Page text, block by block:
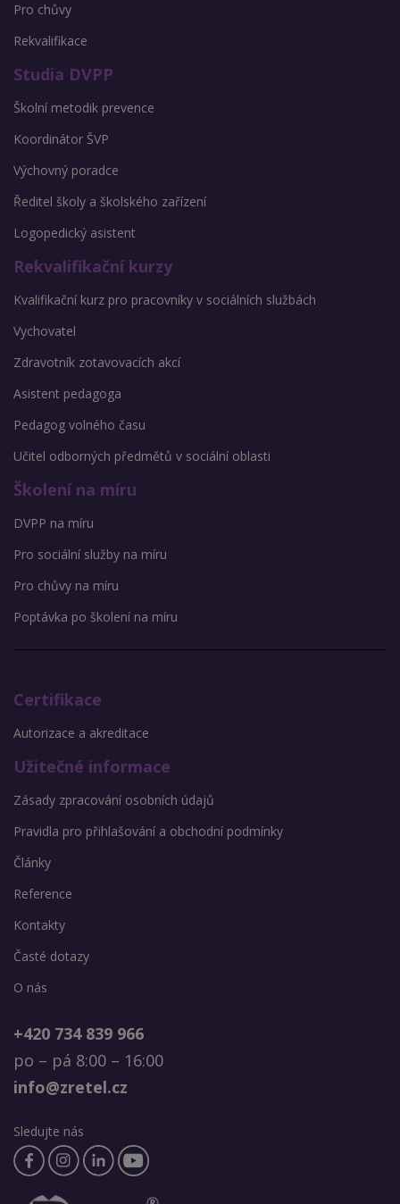
Pro chůvy
Rekvalifikace
Studia DVPP
Školní metodik prevence
Koordinátor ŠVP
Výchovný poradce
Ředitel školy a školského zařízení
Logopedický asistent
Rekvalifikační kurzy
Kvalifikační kurz pro pracovníky v sociálních službách
Vychovatel
Zdravotník zotavovacích akcí
Asistent pedagoga
Pedagog volného času
Učitel odborných předmětů v sociální oblasti
Školení na míru
DVPP na míru
Pro sociální služby na míru
Pro chůvy na míru
Poptávka po školení na míru
Certifikace
Autorizace a akreditace
Užitečné informace
Zásady zpracování osobních údajů
Pravidla pro přihlašování a obchodní podmínky
Články
Reference
Kontakty
Časté dotazy
O nás
+420 734 839 966
po – pá 8:00 – 16:00
info@zretel.cz
Sledujte nás